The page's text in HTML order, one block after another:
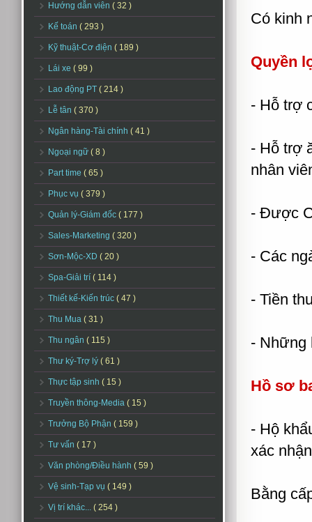
Hướng dẫn viên ( 32 )
Kế toán ( 293 )
Kỹ thuật-Cơ điện ( 189 )
Lái xe ( 99 )
Lao động PT ( 214 )
Lễ tân ( 370 )
Ngân hàng-Tài chính ( 41 )
Ngoại ngữ ( 8 )
Part time ( 65 )
Phục vụ ( 379 )
Quản lý-Giám đốc ( 177 )
Sales-Marketing ( 320 )
Sơn-Mộc-XD ( 20 )
Spa-Giải trí ( 114 )
Thiết kế-Kiến trúc ( 47 )
Thu Mua ( 31 )
Thu ngân ( 115 )
Thư ký-Trợ lý ( 61 )
Thực tập sinh ( 15 )
Truyền thông-Media ( 15 )
Trưởng Bộ Phận ( 159 )
Tư vấn ( 17 )
Văn phòng/Điều hành ( 59 )
Vệ sinh-Tạp vụ ( 149 )
Vị trí khác... ( 254 )
Có kinh
Quyền
- Hỗ trợ
- Hỗ trợ
nhân
- Được
- Các
- Tiền
- Những
Hồ sơ
- Hộ
xác
Bằng